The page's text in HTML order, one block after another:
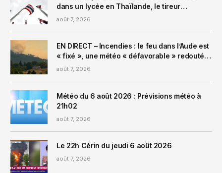
dans un lycée en Thaïlande, le tireur
adolescent neutralisé
août 7, 2026
EN DIRECT – Incendies : le feu dans l’Aude est
« fixé », une météo « défavorable » redoutée
dans la Drôme
août 7, 2026
Météo du 6 août 2026 : Prévisions météo à
21h02
août 7, 2026
Le 22h Cérin du jeudi 6 août 2026
août 7, 2026